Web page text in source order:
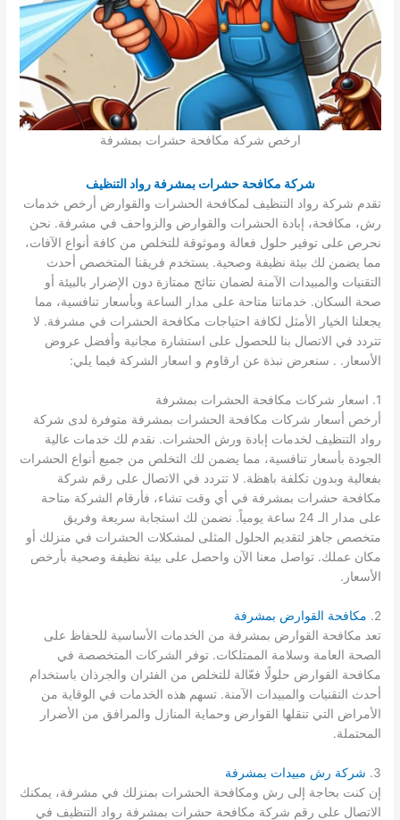
ارخص شركة مكافحة حشرات بمشرفة
شركة مكافحة حشرات بمشرفة رواد التنظيف
تقدم شركة رواد التنظيف لمكافحة الحشرات والقوارض أرخص خدمات
رش، مكافحة، إبادة الحشرات والقوارض والزواحف في مشرفة. نحن
نحرص على توفير حلول فعالة وموثوقة للتخلص من كافة أنواع الآفات،
مما يضمن لك بيئة نظيفة وصحية. يستخدم فريقنا المتخصص أحدث
التقنيات والمبيدات الآمنة لضمان نتائج ممتازة دون الإضرار بالبيئة أو
صحة السكان. خدماتنا متاحة على مدار الساعة وبأسعار تنافسية، مما
يجعلنا الخيار الأمثل لكافة احتياجات مكافحة الحشرات في مشرفة. لا
تتردد في الاتصال بنا للحصول على استشارة مجانية وأفضل عروض
الأسعار. . سنعرض نبذة عن ارقاوم و اسعار الشركة فيما يلي:
1. اسعار شركات مكافحة الحشرات بمشرفة
أرخص أسعار شركات مكافحة الحشرات بمشرفة متوفرة لدى شركة
رواد التنظيف لخدمات إبادة ورش الحشرات. نقدم لك خدمات عالية
الجودة بأسعار تنافسية، مما يضمن لك التخلص من جميع أنواع الحشرات
بفعالية وبدون تكلفة باهظة. لا تتردد في الاتصال على رقم شركة
مكافحة حشرات بمشرفة في أي وقت تشاء، فأرقام الشركة متاحة
على مدار الـ 24 ساعة يومياً. نضمن لك استجابة سريعة وفريق
متخصص جاهز لتقديم الحلول المثلى لمشكلات الحشرات في منزلك أو
مكان عملك. تواصل معنا الآن واحصل على بيئة نظيفة وصحية بأرخص
الأسعار.
2.
مكافحة القوارض بمشرفة
تعد مكافحة القوارض بمشرفة من الخدمات الأساسية للحفاظ على
الصحة العامة وسلامة الممتلكات. توفر الشركات المتخصصة في
مكافحة القوارض حلولًا فعّالة للتخلص من الفئران والجرذان باستخدام
أحدث التقنيات والمبيدات الآمنة. تسهم هذه الخدمات في الوقاية من
الأمراض التي تنقلها القوارض وحماية المنازل والمرافق من الأضرار
المحتملة.
3.
شركة رش مبيدات بمشرفة
إن كنت بحاجة إلى رش ومكافحة الحشرات بمنزلك في مشرفة، يمكنك
الاتصال على رقم شركة مكافحة حشرات بمشرفة رواد التنظيف في